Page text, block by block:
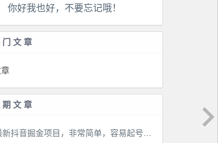
走路也有劲了！
工作也轻松了！
你好我也好，不要忘记哦！
门文章
期文章